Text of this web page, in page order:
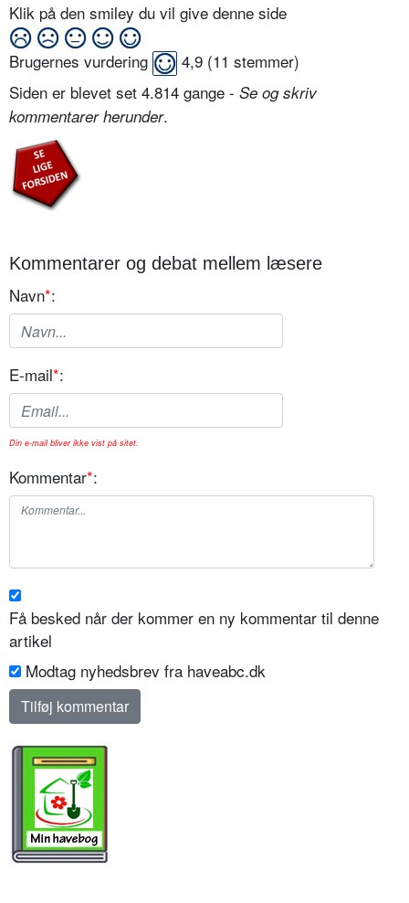
Klik på den smiley du vil give denne side
Brugernes vurdering 4,9 (11 stemmer)
Siden er blevet set 4.814 gange - Se og skriv
kommentarer herunder.
Kommentarer og debat mellem læsere
Navn*:
E-mail*:
Din e-mail bliver ikke vist på sitet.
Kommentar*:
Få besked når der kommer en ny kommentar til denne
artikel
Modtag nyhedsbrev fra haveabc.dk